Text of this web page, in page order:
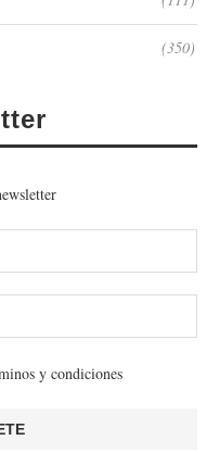
(350)
y condiciones